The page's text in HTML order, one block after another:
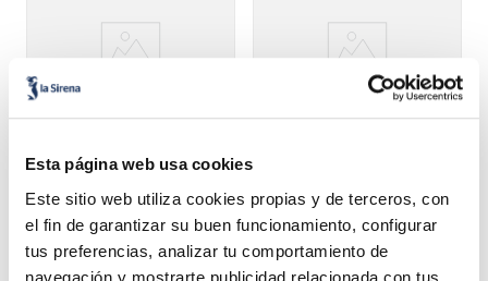
Esta página web usa cookies
Este sitio web utiliza cookies propias y de terceros, con
el fin de garantizar su buen funcionamiento, configurar
tus preferencias, analizar tu comportamiento de
navegación y mostrarte publicidad relacionada con tus
Hamburguesas de
merluza y gambas
4,99 €
Pack 2u x 100g
Añadir
salmón
5,99 €
Pack 2u x 100g
Añadir